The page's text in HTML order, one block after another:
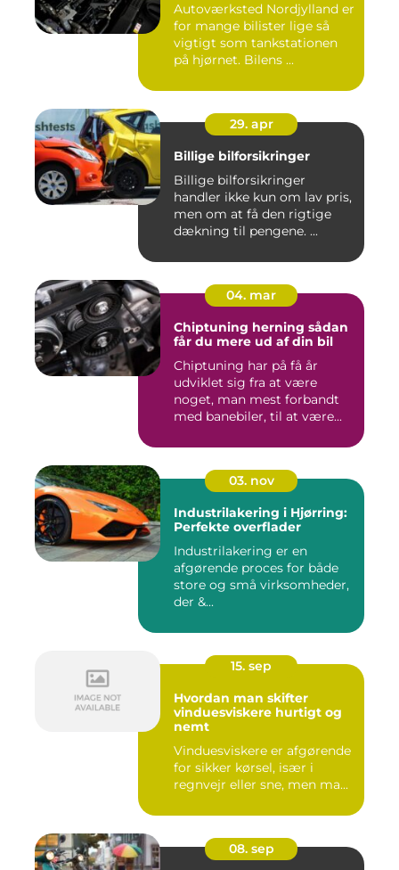
Autoværksted Nordjylland er
for mange bilister lige så
vigtigt som tankstationen
på hjørnet. Bilens ...
29. apr
Billige bilforsikringer
Billige bilforsikringer
handler ikke kun om lav pris,
men om at få den rigtige
dækning til pengene. ...
04. mar
Chiptuning herning sådan
får du mere ud af din bil
Chiptuning har på få år
udviklet sig fra at være
noget, man mest forbandt
med banebiler, til at være...
03. nov
Industrilakering i Hjørring:
Perfekte overflader
Industrilakering er en
afgørende proces for både
store og små virksomheder,
der &...
15. sep
Hvordan man skifter
vinduesviskere hurtigt og
nemt
Vinduesviskere er afgørende
for sikker kørsel, især i
regnvejr eller sne, men ma...
08. sep